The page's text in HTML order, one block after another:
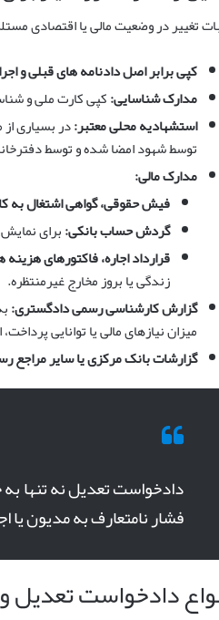
تغییر در وضعیت مالی یا اقتصادی
کپی برابر اصل دادنامه های قبلی و
مدارک شناسایی:کپی کارت ملی و
استشهادیه محلی معتبر:در بسیاری
توسط شهود امضا شده و توسط
مدارک مالی:
فیش حقوقی، گواهی اشتغال به
گردش حساب بانکی:برای
قرارداد اجاره، فاکتورهای
زندگی یا بروز مخارج غیرمنتظره.
گزارش کارشناسی رسمی دادگستری:
میزان نیازهای مالی یا توانایی
گزارشات بانک مرکزی یا سایر مراجع
دادخواست تعدیل نه تنها
فشار نامتعارف به مدیون
دادخواست تعدیل